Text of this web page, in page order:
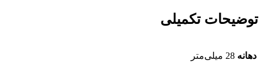
توضیحات تکمیلی
دهانه‌ 28 میلی‌متر